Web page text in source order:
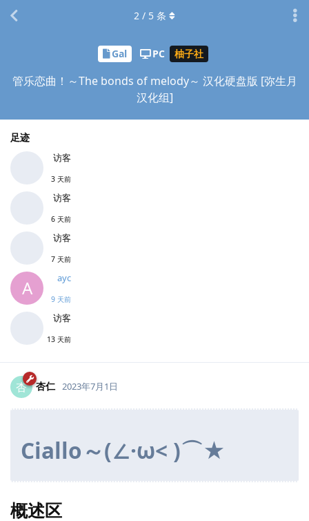
Gal PC 柚子社
管乐恋曲！～The bonds of melody～ 汉化硬盘版 [弥生月
汉化组]
足迹
访客
3 天前
访客
6 天前
访客
7 天前
A ayc
9 天前
访客
13 天前
2 / 5 条
杏 杏仁 2023年7月1日
Ciallo～(∠·ω< )⌒★
概述区